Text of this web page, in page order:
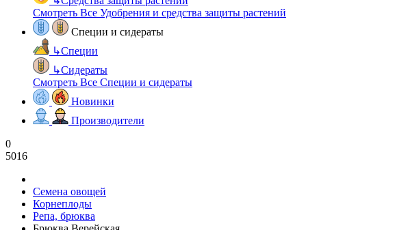
Смотреть Все Удобрения и средства защиты растений
Специи и сидераты
↳Специи
↳Сидераты
Смотреть Все Специи и сидераты
Новинки
Производители
0
5016
Семена овощей
Корнеплоды
Репа, брюква